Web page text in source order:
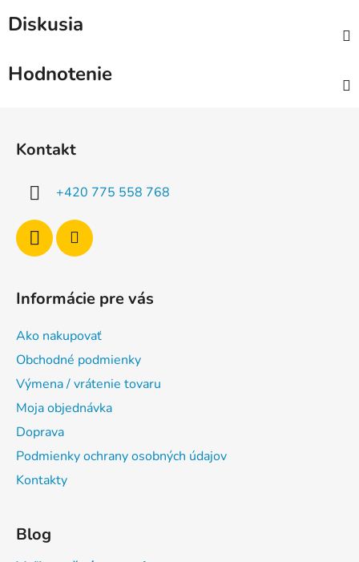
Diskusia
Hodnotenie
Kontakt
+420 775 558 768
Informácie pre vás
Ako nakupovať
Obchodné podmienky
Výmena / vrátenie tovaru
Moja objednávka
Doprava
Podmienky ochrany osobných údajov
Kontakty
Blog